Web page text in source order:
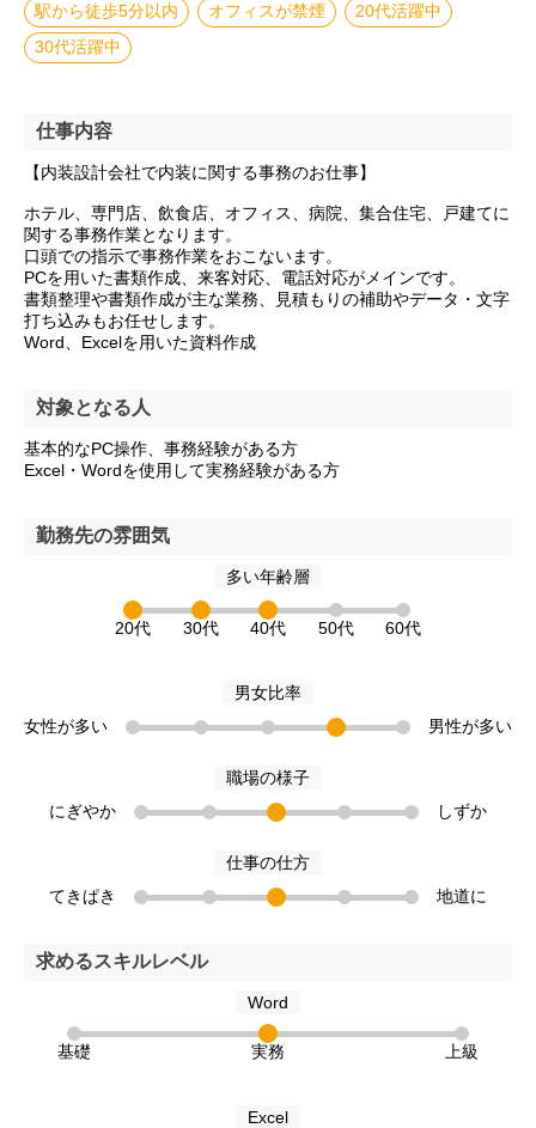
駅から徒歩5分以内
オフィスが禁煙
20代活躍中
30代活躍中
仕事内容
【内装設計会社で内装に関する事務のお仕事】
ホテル、専門店、飲食店、オフィス、病院、集合住宅、戸建てに
関する事務作業となります。
口頭での指示で事務作業をおこないます。
PCを用いた書類作成、来客対応、電話対応がメインです。
書類整理や書類作成が主な業務、見積もりの補助やデータ・文字
打ち込みもお任せします。
Word、Excelを用いた資料作成
対象となる人
基本的なPC操作、事務経験がある方
Excel・Wordを使用して実務経験がある方
勤務先の雰囲気
多い年齢層
20代 30代 40代 50代 60代
男女比率
女性が多い
男性が多い
職場の様子
にぎやか
しずか
仕事の仕方
てきぱき
地道に
求めるスキルレベル
Word
基礎 実務 上級
Excel